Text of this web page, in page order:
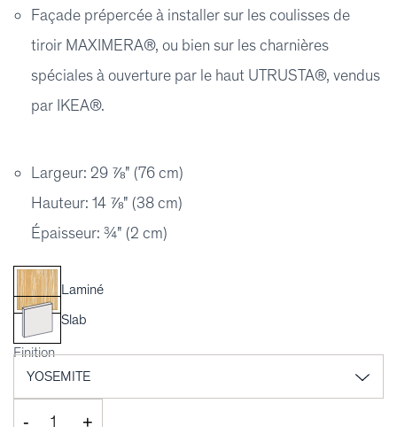
Façade prépercée à installer sur les coulisses de
tiroir MAXIMERA®, ou bien sur les charnières
spéciales à ouverture par le haut UTRUSTA®, vendus
par IKEA®.
Largeur: 29 ⅞" (76 cm)
Hauteur: 14 ⅞" (38 cm)
Épaisseur: ¾" (2 cm)
Laminé
Slab
Finition
- +